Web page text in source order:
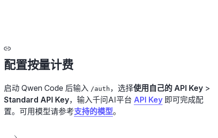
配置按量计费
启动 Qwen Code 后输入 /auth ，选择使用自己的 API Key >
Standard API Key，输入千问AI平台 API Key 即可完成配
置。可用模型请参考支持的模型。